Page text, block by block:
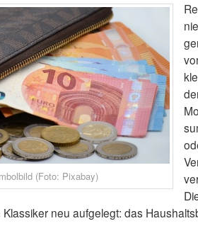
(Foto: Pixabay)
neu aufgelegt: das